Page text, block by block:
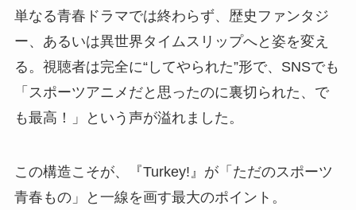
単なる青春ドラマでは終わらず、歴史ファンタジ
ー、あるいは異世界タイムスリップへと姿を変え
る。視聴者は完全に“してやられた”形で、SNSでも
「スポーツアニメだと思ったのに裏切られた、で
も最高！」という声が溢れました。
この構造こそが、『Turkey!』が「ただのスポーツ
青春もの」と一線を画す最大のポイント。